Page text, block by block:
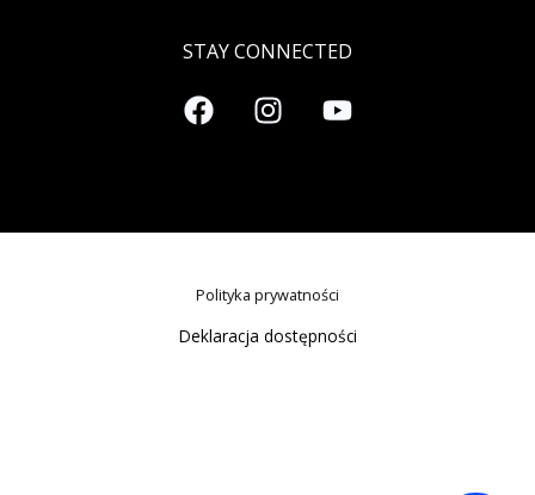
STAY CONNECTED
Polityka prywatności
Deklaracja dostępności